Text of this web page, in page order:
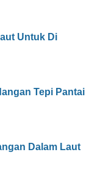
Untuk Di
Tepi Pantai
Dalam Laut